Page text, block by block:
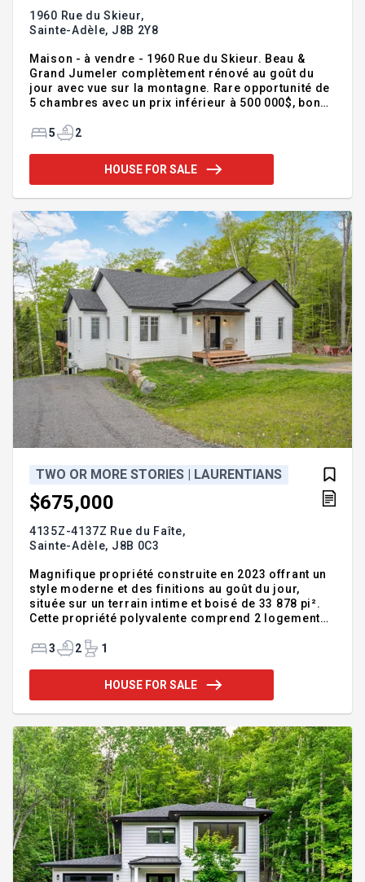
1960 Rue du Skieur,
Sainte-Adèle, J8B 2Y8
Maison - à vendre - 1960 Rue du Skieur. Beau &
Grand Jumeler complètement rénové au goût du
jour avec vue sur la montagne. Rare opportunité de
5 chambres avec un prix inférieur à 500 000$, bon
salles de bain, 1 salle d'eau et bureau maison au
conviviale au centre de la maison avec comptoir à
diner en ciment *faut voir* ! À distance de marche
Le Chantecler de Ste-Adèle. Possibilité de
reconverti
5 2
HOUSE FOR SALE
TWO OR MORE STORIES | LAURENTIANS
$675,000
4135Z-4137Z Rue du Faîte,
Sainte-Adèle, J8B 0C3
Magnifique propriété construite en 2023 offrant un
style moderne et des finitions au goût du jour,
située sur un terrain intime et boisé de 33 878 pi².
Cette propriété polyvalente comprend 2 logements
propose une aire de vie lumineuse à aire ouverte,
coucher, une grande salle de lavage ainsi qu'une
pièce additionnelle au sous-sol pouvant être
source de revenus ou un espace idéal pour un
proche. Propriété conte
3 2 1
HOUSE FOR SALE